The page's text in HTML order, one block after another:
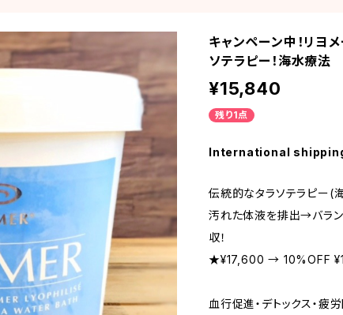
キャンペーン中！リヨ
ソテラピー！海水療法
¥15,840
残り1点
International
伝統的なタラソテラピー(
汚れた体液を排出→バラ
収！
★¥17,600 → 10%OFF
血行促進・デトックス・疲